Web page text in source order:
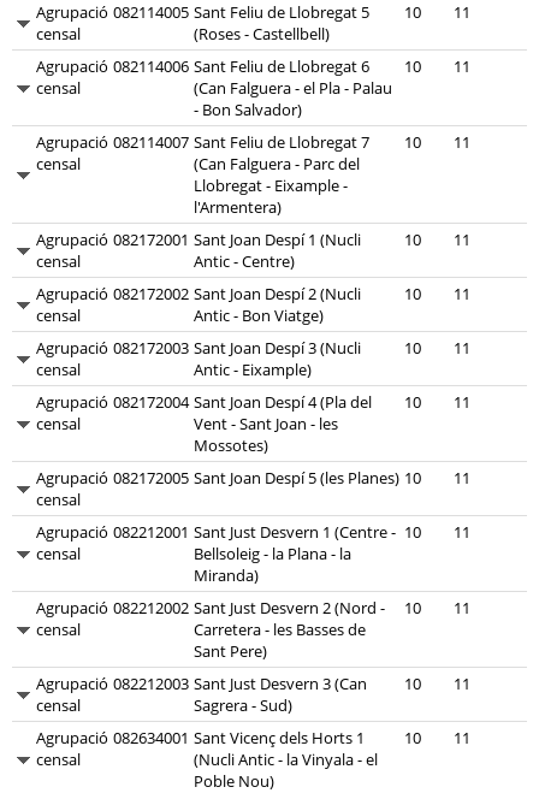
Agrupació
censal
082114005 Sant Feliu de Llobregat 5
(Roses - Castellbell)
10 11
Agrupació
censal
082114006 Sant Feliu de Llobregat 6
(Can Falguera - el Pla - Palau
- Bon Salvador)
10 11
Agrupació
censal
082114007 Sant Feliu de Llobregat 7
(Can Falguera - Parc del
Llobregat - Eixample -
l'Armentera)
10 11
Agrupació
censal
082172001 Sant Joan Despí 1 (Nucli
Antic - Centre)
10 11
Agrupació
censal
082172002 Sant Joan Despí 2 (Nucli
Antic - Bon Viatge)
10 11
Agrupació
censal
082172003 Sant Joan Despí 3 (Nucli
Antic - Eixample)
10 11
Agrupació
censal
082172004 Sant Joan Despí 4 (Pla del
Vent - Sant Joan - les
Mossotes)
10 11
Agrupació
censal
082172005 Sant Joan Despí 5 (les Planes) 10 11
Agrupació
censal
082212001 Sant Just Desvern 1 (Centre -
Bellsoleig - la Plana - la
Miranda)
10 11
Agrupació
censal
082212002 Sant Just Desvern 2 (Nord -
Carretera - les Basses de
Sant Pere)
10 11
Agrupació
censal
082212003 Sant Just Desvern 3 (Can
Sagrera - Sud)
10 11
Agrupació
censal
082634001 Sant Vicenç dels Horts 1
(Nucli Antic - la Vinyala - el
Poble Nou)
10 11